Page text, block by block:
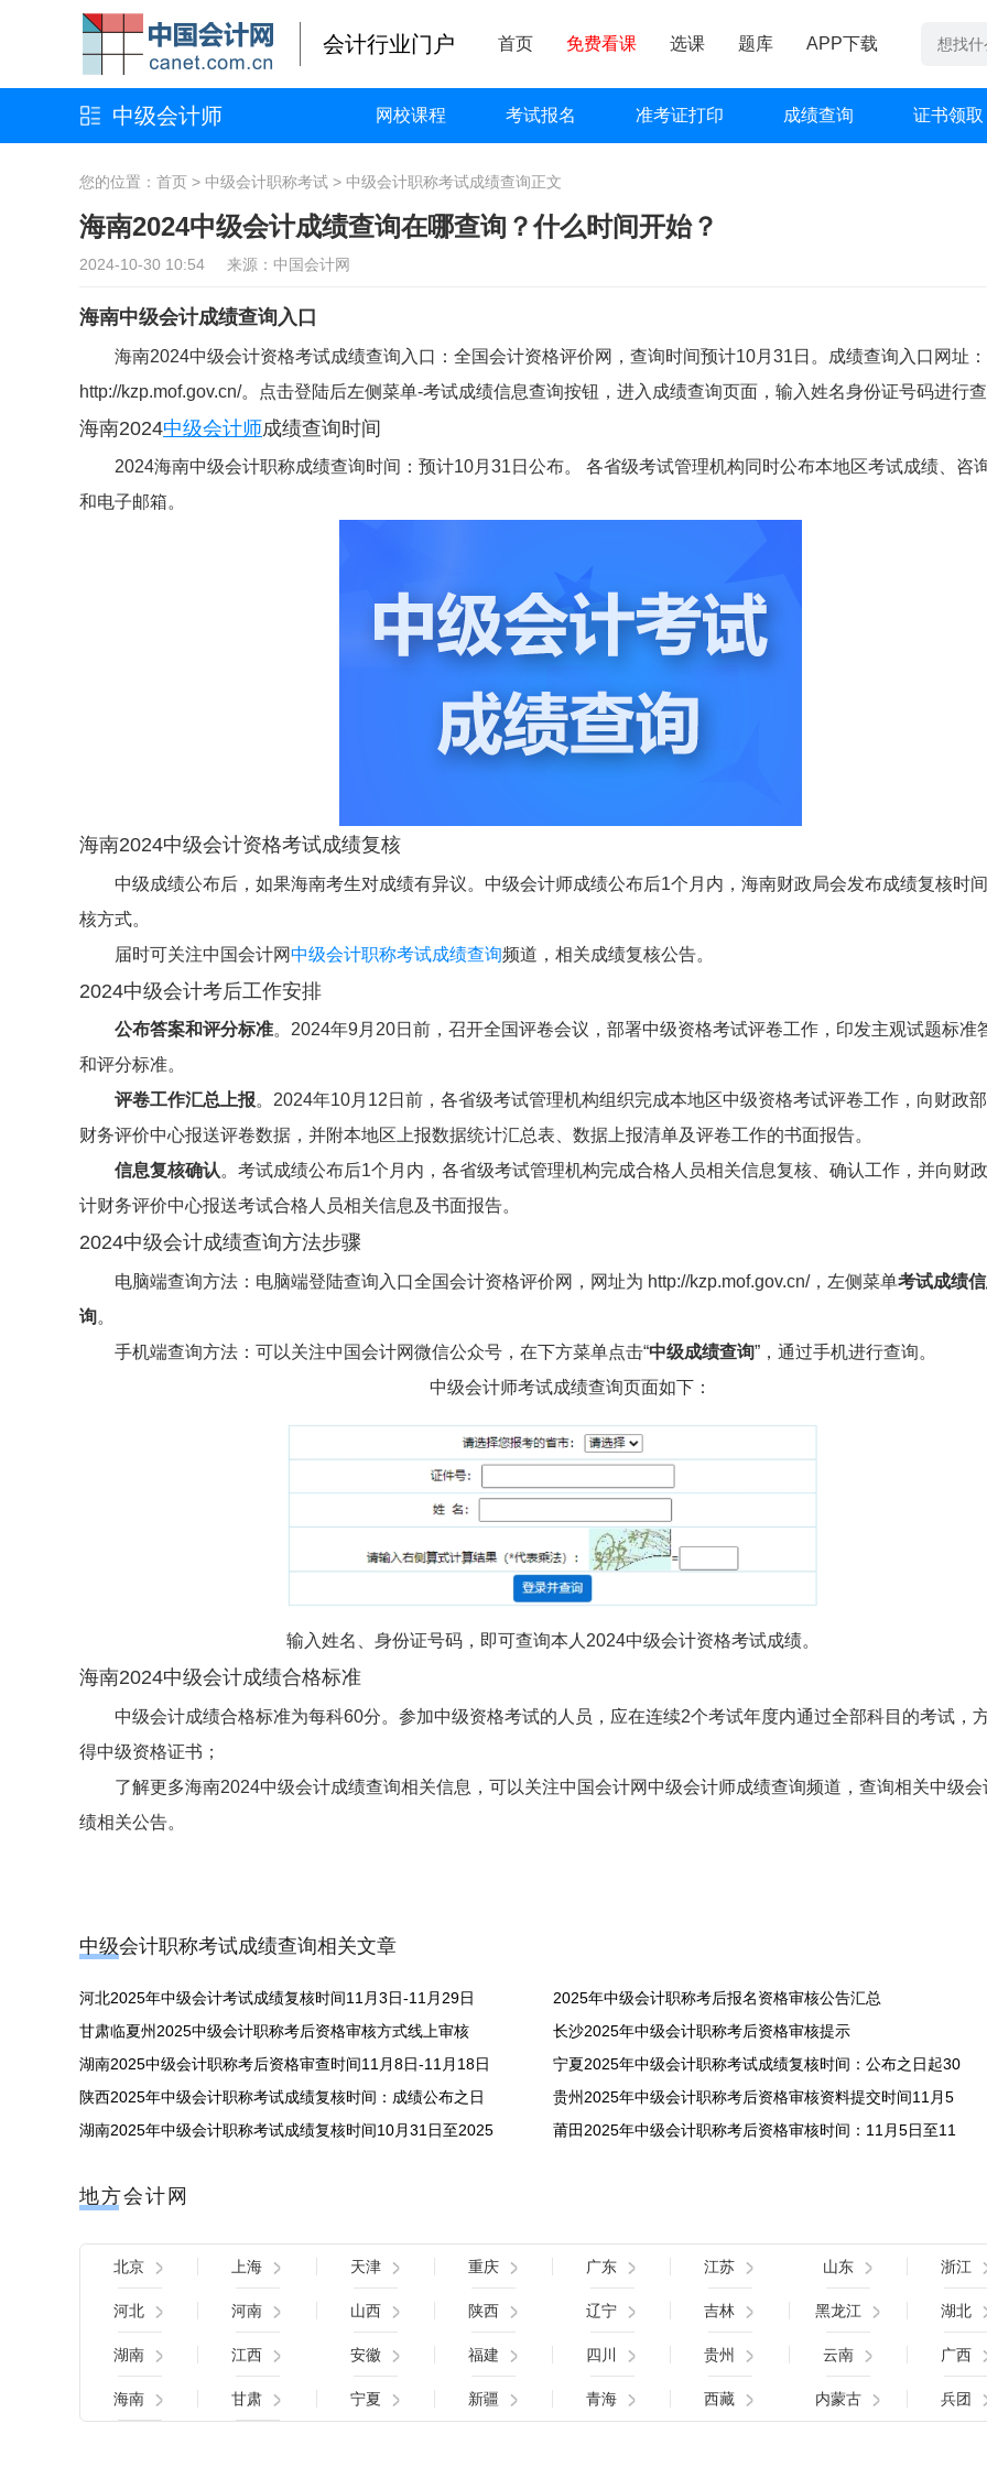
会计行业门户 首页 免费看课 选课 题库 APP下载
中级会计师 网校课程 考试报名 准考证打印 成绩查询 证书领取
您的位置： 首页 > 中级会计职称考试 > 中级会计职称考试成绩查询正文
海南2024中级会计成绩查询在哪查询？什么时间开始？
2024-10-30 10:54 来源：中国会计网
海南中级会计成绩查询入口
海南2024中级会计资格考试成绩查询入口：全国会计资格评价网，查询时间预计10月31日。成绩查询入口网址：
http://kzp.mof.gov.cn/。点击登陆后左侧菜单-考试成绩信息查询按钮，进入成绩查询页面，输入姓名身份证号码进行查
海南2024中级会计师成绩查询时间
2024海南中级会计职称成绩查询时间：预计10月31日公布。 各省级考试管理机构同时公布本地区考试成绩、咨
和电子邮箱。
海南2024中级会计资格考试成绩复核
中级成绩公布后，如果海南考生对成绩有异议。中级会计师成绩公布后1个月内，海南财政局会发布成绩复核时
核方式。
届时可关注中国会计网中级会计职称考试成绩查询频道，相关成绩复核公告。
2024中级会计考后工作安排
公布答案和评分标准。2024年9月20日前，召开全国评卷会议，部署中级资格考试评卷工作，印发主观试题标准
和评分标准。
评卷工作汇总上报。2024年10月12日前，各省级考试管理机构组织完成本地区中级资格考试评卷工作，向财政
财务评价中心报送评卷数据，并附本地区上报数据统计汇总表、数据上报清单及评卷工作的书面报告。
信息复核确认 。考试成绩公布后1个月内，各省级考试管理机构完成合格人员相关信息复核、确认工作，并向财
计财务评价中心报送考试合格人员相关信息及书面报告。
2024中级会计成绩查询方法步骤
电脑端查询方法：电脑端登陆查询入口全国会计资格评价网，网址为 http://kzp.mof.gov.cn/，左侧菜单考试成绩
询。
手机端查询方法：可以关注中国会计网微信公众号，在下方菜单点击“中级成绩查询”，通过手机进行查询。
中级会计师考试成绩查询页面如下：
输入姓名、身份证号码，即可查询本人2024中级会计资格考试成绩。
海南2024中级会计成绩合格标准
中级会计成绩合格标准为每科60分。参加中级资格考试的人员，应在连续2个考试年度内通过全部科目的考试，
得中级资格证书；
了解更多海南2024中级会计成绩查询相关信息，可以关注中国会计网中级会计师成绩查询频道，查询相关中级会
绩相关公告。
中级会计职称考试成绩查询相关文章
河北2025年中级会计考试成绩复核时间11月3日-11月29日
2025年中级会计职称考后报名资格审核公告汇总
甘肃临夏州2025中级会计职称考后资格审核方式线上审核
长沙2025年中级会计职称考后资格审核提示
湖南2025中级会计职称考后资格审查时间11月8日-11月18日
宁夏2025年中级会计职称考试成绩复核时间：公布之日起30
陕西2025年中级会计职称考试成绩复核时间：成绩公布之日
贵州2025年中级会计职称考后资格审核资料提交时间11月5
湖南2025年中级会计职称考试成绩复核时间10月31日至2025
莆田2025年中级会计职称考后资格审核时间：11月5日至11
地方会计网
北京 上海 天津 重庆 广东 江苏 山东 浙江
河北 河南 山西 陕西 辽宁 吉林 黑龙江 湖北
湖南 江西 安徽 福建 四川 贵州 云南 广西
海南 甘肃 宁夏 新疆 青海 西藏 内蒙古 兵团